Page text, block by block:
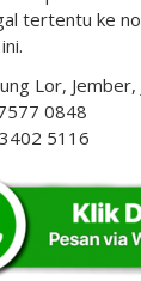
tertentu ke
Lor,
0848
5116